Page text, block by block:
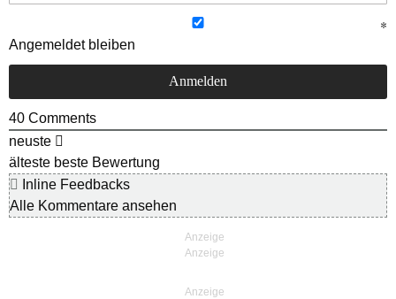
Angemeldet bleiben
40 Comments
neuste
älteste beste Bewertung
Inline Feedbacks
Alle Kommentare ansehen
Anzeige